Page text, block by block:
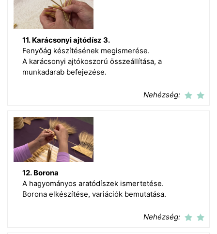
11. Karácsonyi ajtódísz 3.
Fenyőág készítésének megismerése.
A karácsonyi ajtókoszorú összeállítása, a
munkadarab befejezése.
Nehézség:
12. Borona
A hagyományos aratódíszek ismertetése.
Borona elkészítése, variációk bemutatása.
Nehézség: